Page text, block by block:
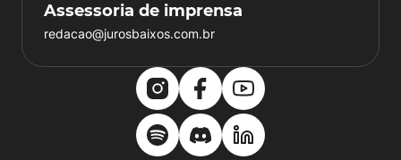
Assessoria de imprensa
redacao@jurosbaixos.com.br